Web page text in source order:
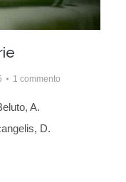
1 commento
A.
D.